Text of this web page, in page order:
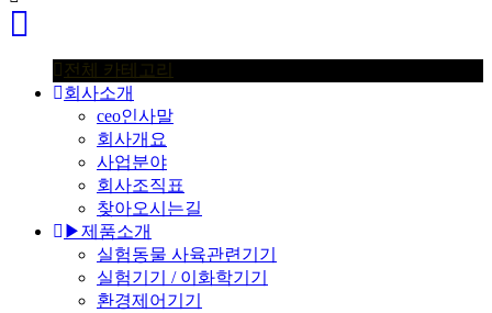
전체 카테고리
회사소개
ceo인사말
회사개요
사업분야
회사조직표
찾아오시는길
▶제품소개
실험동물 사육관련기기
실험기기 / 이화학기기
환경제어기기